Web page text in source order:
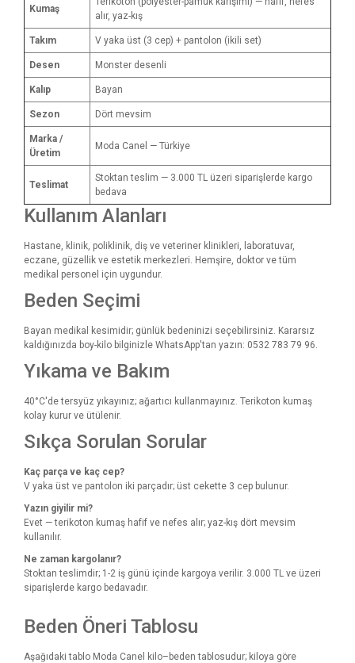
Kumaş
alır, yaz-kış
Takım V yaka üst (3 cep) + pantolon (ikili set)
Desen Monster desenli
Kalıp Bayan
Sezon Dört mevsim
Marka /
Üretim
Moda Canel — Türkiye
Teslimat
Stoktan teslim — 3.000 TL üzeri siparişlerde kargo
bedava
Kullanım Alanları
Hastane, klinik, poliklinik, diş ve veteriner klinikleri, laboratuvar,
eczane, güzellik ve estetik merkezleri. Hemşire, doktor ve tüm
medikal personel için uygundur.
Beden Seçimi
Bayan medikal kesimidir; günlük bedeninizi seçebilirsiniz. Kararsız
kaldığınızda boy-kilo bilginizle WhatsApp'tan yazın: 0532 783 79 96.
Yıkama ve Bakım
40°C'de tersyüz yıkayınız; ağartıcı kullanmayınız. Terikoton kumaş
kolay kurur ve ütülenir.
Sıkça Sorulan Sorular
Kaç parça ve kaç cep?
V yaka üst ve pantolon iki parçadır; üst cekette 3 cep bulunur.
Yazın giyilir mi?
Evet — terikoton kumaş hafif ve nefes alır; yaz-kış dört mevsim
kullanılır.
Ne zaman kargolanır?
Stoktan teslimdir; 1-2 iş günü içinde kargoya verilir. 3.000 TL ve üzeri
siparişlerde kargo bedavadır.
Beden Öneri Tablosu
Aşağıdaki tablo Moda Canel kilo–beden tablosudur; kiloya göre